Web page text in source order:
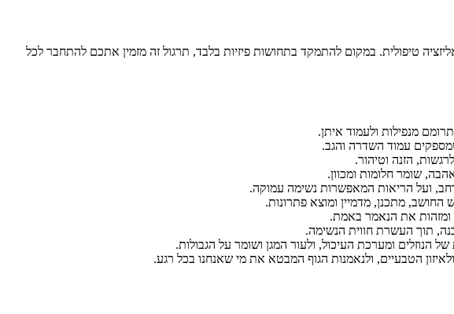
ויזואליזציה טיפולית. במקום להתמקד בתחושות פיזיות בלבד, תרגול זה מזמין אתכם להתחבר לכל
מנפילות ולעמוד איתן.
עמוד השדרה והגב.
הזנה וטיהור.
שומר חלומות ומכוון.
ועל הריאות המאפשרות נשימה עמוקה.
החושב, מתכנן, מדמיין ומוצא פתרונות.
ומזהות את הנאמר באמת.
תוך העשרת חווית הנשימה.
הנוזלים ומערכת העיכול, ולעור המגן ושומר על הגבולות.
הטבעיים, ולנאמנות הגוף המבטא את מי שאנחנו בכל רגע.